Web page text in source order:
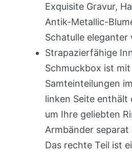
Exquisite Gravur,
Antik-Metallic-
Schatulle eleganter
Strapazierfähige
Schmuckbox ist mit
Samteinteilungen
linken Seite enthält
um Ihre geliebten
Armbänder separat
Das rechte Teil ist